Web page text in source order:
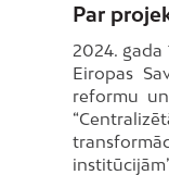
Par
2024.
Eiropas
reformu un